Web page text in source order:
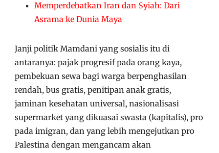
Memperdebatkan Iran dan Syiah: Dari
Asrama ke Dunia Maya
Janji politik Mamdani yang sosialis itu di
antaranya: pajak progresif pada orang kaya,
pembekuan sewa bagi warga berpenghasilan
rendah, bus gratis, penitipan anak gratis,
jaminan kesehatan universal, nasionalisasi
supermarket yang dikuasai swasta (kapitalis), pro
pada imigran, dan yang lebih mengejutkan pro
Palestina dengan mengancam akan